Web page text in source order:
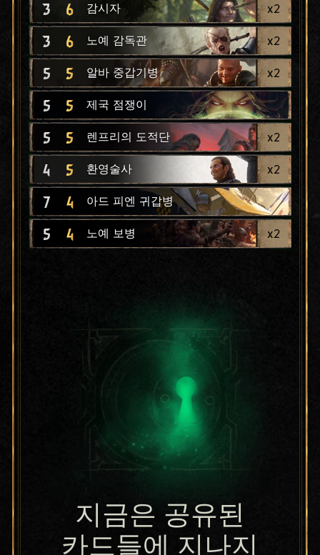
3 6 감시자 x2
3 6 노예 감독관 x2
5 5 알바 중갑기병 x2
5 5 제국 점쟁이
5 5 렌프리의 도적단 x2
4 5 환영술사 x2
7 4 아드 피엔 귀갑병
5 4 노예 보병 x2
지금은 공유된
카드들에 지나지